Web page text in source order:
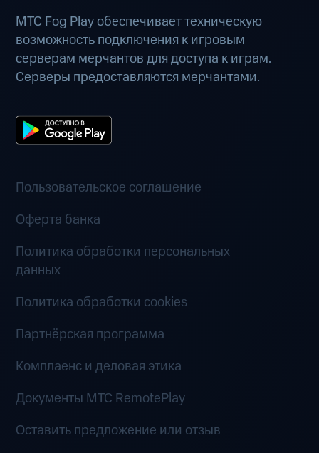
МТС Fog Play обеспечивает техническую
возможность подключения к игровым
серверам мерчантов для доступа к играм.
Серверы предоставляются мерчантами.
Пользовательское соглашение
Оферта банка
Политика обработки персональных
данных
Политика обработки cookies
Партнёрская программа
Комплаенс и деловая этика
Документы MTC RemotePlay
Оставить предложение или отзыв